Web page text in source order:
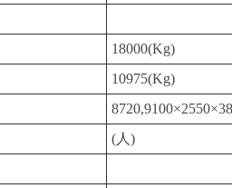
18000(Kg)
10975(Kg)
(人)